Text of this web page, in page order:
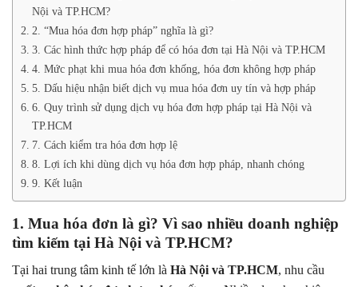
Nội và TP.HCM?
2. “Mua hóa đơn hợp pháp” nghĩa là gì?
3. Các hình thức hợp pháp để có hóa đơn tại Hà Nội và TP.HCM
4. Mức phạt khi mua hóa đơn khống, hóa đơn không hợp pháp
5. Dấu hiệu nhận biết dịch vụ mua hóa đơn uy tín và hợp pháp
6. Quy trình sử dụng dịch vụ hóa đơn hợp pháp tại Hà Nội và
TP.HCM
7. Cách kiểm tra hóa đơn hợp lệ
8. Lợi ích khi dùng dịch vụ hóa đơn hợp pháp, nhanh chóng
9. Kết luận
1. Mua hóa đơn là gì? Vì sao nhiều doanh nghiệp
tìm kiếm tại Hà Nội và TP.HCM?
Tại hai trung tâm kinh tế lớn là Hà Nội và TP.HCM, nhu cầu